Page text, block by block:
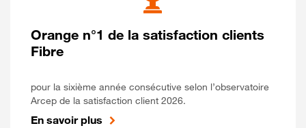
Orange n°1 de la satisfaction clients
Fibre
pour la sixième année consécutive selon l’observatoire
Arcep de la satisfaction client 2026.
En savoir plus